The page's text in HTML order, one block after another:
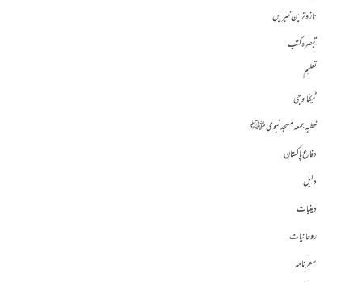
تازہ ترین خبریں
تبصرہ کتب
تعلیم
ٹیکنالوجی
خطبہ جمعہ مسجد نبوی ﷺ
دفاع پاکستان
دلیل
دینیات
روحانیات
سفرنامہ